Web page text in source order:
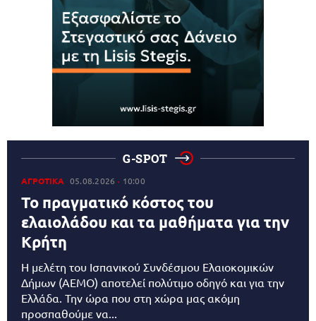
G-SPOT
ΑΓΡΟΤΙΚΑ 05.08.2026 10:00
Το πραγματικό κόστος του
ελαιολάδου και τα μαθήματα για την
Κρήτη
Η μελέτη του Ισπανικού Συνδέσμου Ελαιοκομικών
Δήμων (AEMO) αποτελεί πολύτιμο οδηγό και για την
Ελλάδα. Την ώρα που στη χώρα μας ακόμη
προσπαθούμε να...